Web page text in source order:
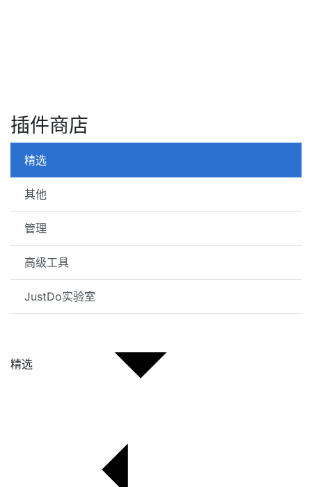
插件商店
精选
其他
管理
高级工具
JustDo实验室
精选